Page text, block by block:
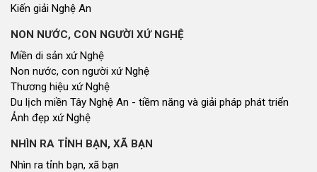
Kiến giải Nghệ An
NON NƯỚC, CON NGƯỜI XỨ NGHỆ
Miền di sản xứ Nghệ
Non nước, con người xứ Nghệ
Thương hiệu xứ Nghệ
Du lịch miền Tây Nghệ An - tiềm năng và giải pháp phát triển
Ảnh đẹp xứ Nghệ
NHÌN RA TỈNH BẠN, XÃ BẠN
Nhìn ra tỉnh bạn, xã bạn